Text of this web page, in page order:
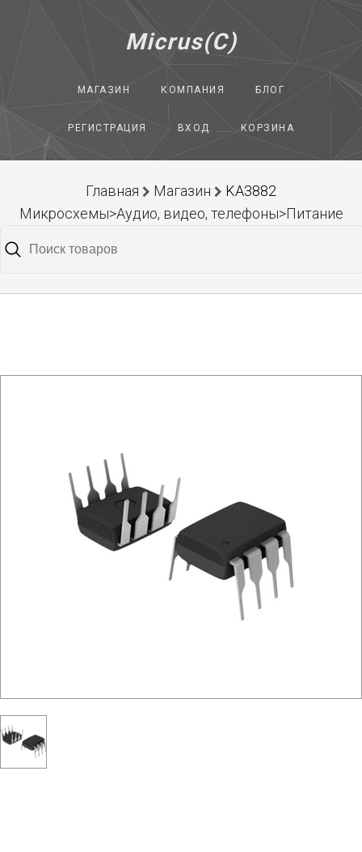
Micrus(C)
МАГАЗИН КОМПАНИЯ БЛОГ
РЕГИСТРАЦИЯ ВХОД КОРЗИНА
Главная Магазин
KA3882
Микросхемы>Аудио, видео, телефоны>Питание